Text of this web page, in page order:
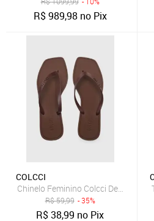
R$989,98no Pix
COLCCI
Chinelo Feminino Colcci Dedo
R$59,99 - 35%
R$38,99 no Pix